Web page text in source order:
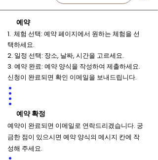
예약
1. 체험 선택: 예약 페이지에서 원하는 체험을 선
택하세요.
2. 일정 선택: 장소, 날짜, 시간을 고르세요.
3. 예약 완료: 예약 양식을 작성하여 제출하세요.
신청이 완료되면 확인 이메일을 보내드립니다.
예약 확정
​예약이 완료되면 이메일로 연락드리겠습니다. 궁
금한 점이 있으시면 예약 양식의 메시지 칸에 작
성해 주세요.